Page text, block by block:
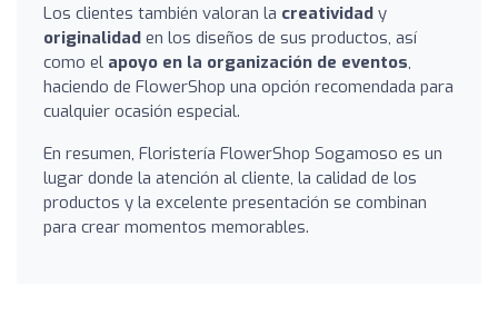
Los clientes también valoran la creatividad y
originalidad en los diseños de sus productos, así
como el apoyo en la organización de eventos,
haciendo de FlowerShop una opción recomendada para
cualquier ocasión especial.
En resumen, Floristería FlowerShop Sogamoso es un
lugar donde la atención al cliente, la calidad de los
productos y la excelente presentación se combinan
para crear momentos memorables.